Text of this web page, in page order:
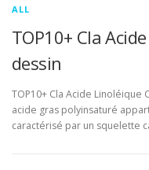
ALL
TOP10+ Cla
dessin
TOP10+ Cla Acide Linoléique
acide gras polyinsaturé
caractérisé par un squelette